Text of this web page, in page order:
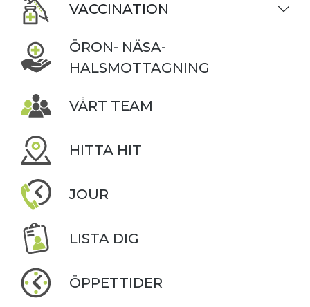
VACCINATION
ÖRON- NÄSA-
HALSMOTTAGNING
VÅRT TEAM
HITTA HIT
JOUR
LISTA DIG
ÖPPETTIDER